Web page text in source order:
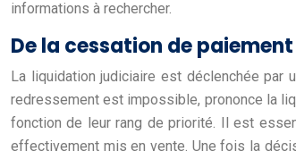
informations à rechercher.
De la cessation de
La liquidation judiciaire est déclenchée par
redressement est impossible, prononce la
fonction de leur rang de priorité. Il est
effectivement mis en vente. Une fois la